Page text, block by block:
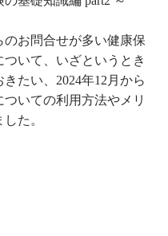
お問合せが多い健康保
いて、いざというとき
たい、2024年12月から
いての利用方法やメリ
た。